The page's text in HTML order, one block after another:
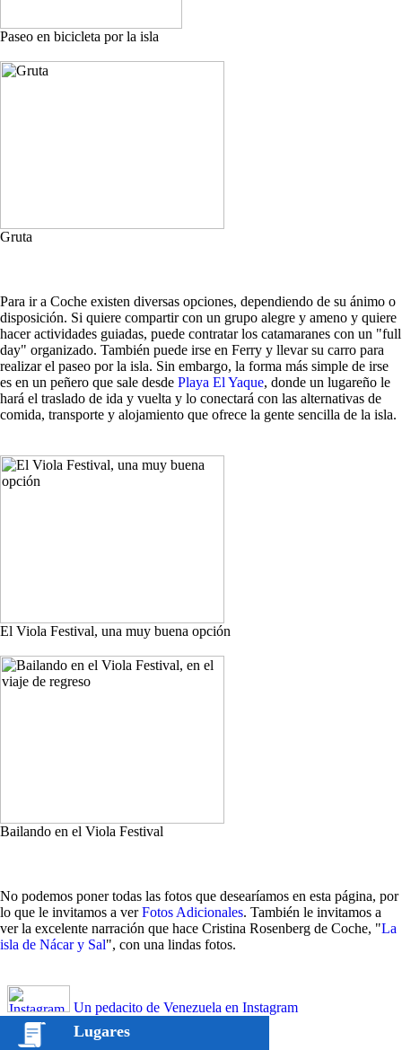
Paseo en bicicleta por la isla
Gruta
Para ir a Coche existen diversas opciones, dependiendo de su ánimo o
disposición. Si quiere compartir con un grupo alegre y ameno y quiere
hacer actividades guiadas, puede contratar los catamaranes con un "full
day" organizado. También puede irse en Ferry y llevar su carro para
realizar el paseo por la isla. Sin embargo, la forma más simple de irse
es en un peñero que sale desde Playa El Yaque, donde un lugareño le
hará el traslado de ida y vuelta y lo conectará con las alternativas de
comida, transporte y alojamiento que ofrece la gente sencilla de la isla.
El Viola Festival, una muy buena opción
Bailando en el Viola Festival
No podemos poner todas las fotos que desearíamos en esta página, por
lo que le invitamos a verFotos Adicionales. También le invitamos a
ver la excelente narración que hace Cristina Rosenberg de Coche, "La
isla de Nácar y Sal", con una lindas fotos.
Un pedacito de Venezuela en Instagram
Lugares